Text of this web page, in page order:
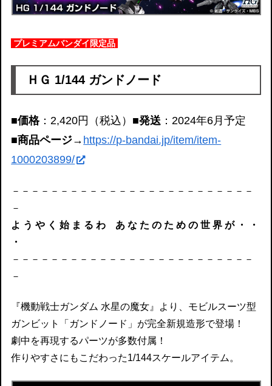
プレミアムバンダイ限定品
ＨＧ 1/144 ガンドノード
■価格：2,420円（税込） ■発送 ：2024年6月予定
■商品ページ→ https://p-bandai.jp/item/item-
1000203899/
－－－－－－－－－－－－－－－－－－－－－－－－－
－
よ う や く 始 ま る わ あ な た の た め の 世 界 が ・ ・
・
－－－－－－－－－－－－－－－－－－－－－－－－－
－
『機動戦士ガンダム 水星の魔女』より、モビルスーツ型
ガンビット「ガンドノード」が完全新規造形で登場！
劇中を再現するパーツが多数付属！
作りやすさにもこだわった1/144スケールアイテム。